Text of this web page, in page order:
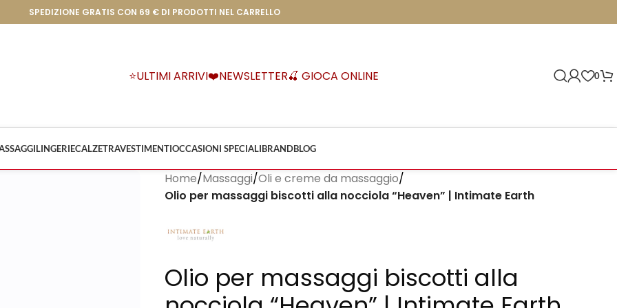
SPEDIZIONE GRATIS CON 69 € DI PRODOTTI NEL CARRELLO
⭐ULTIMI ARRIVI❤️NEWSLETTER🍒 GIOCA ONLINE 0
LINGERIECALZETRAVESTIMENTIOCCASIONI SPECIALIBRANDBLOG
Home/Massaggi/Oli e creme da massaggio/
Olio per massaggi biscotti alla nocciola “Heaven” | Intimate Earth
Olio per massaggi biscotti alla